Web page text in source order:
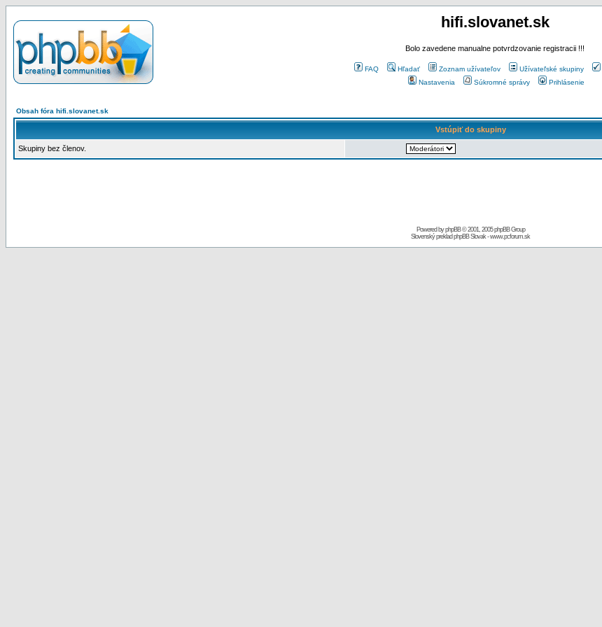
hifi.slovanet.sk
Bolo zavedene manualne potvrdzovanie registracii !!!
FAQ Hľadať Zoznam užívateľov Užívateľské skupiny
Nastavenia
Súkromné správy Prihlásenie
Obsah fóra hifi.slovanet.sk
Vstúpiť do skupiny
Skupiny bez členov.
Powered byphpBB© 2001, 2005 phpBB Group
Slovenský preklad phpBB Slovak-www.pcforum.sk